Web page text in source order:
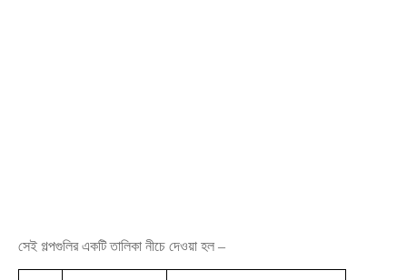
সেই গল্পগুলির একটি তালিকা নীচে দেওয়া হল –